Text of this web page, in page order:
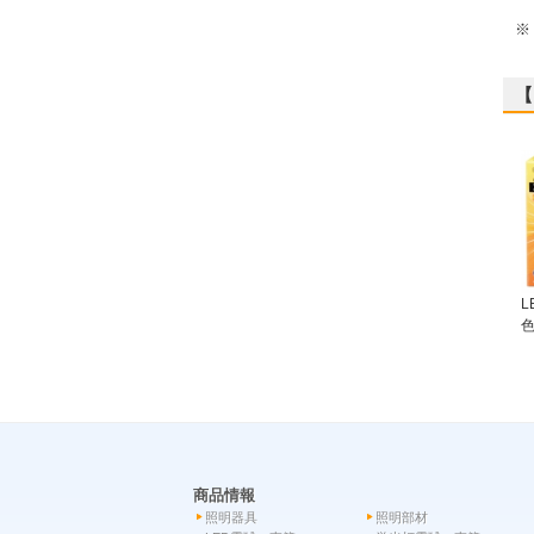
※
商品情報
照明器具
照明部材